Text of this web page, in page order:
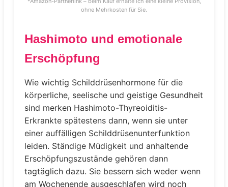
ohne Mehrkosten für Sie.
Hashimoto und emotionale
Erschöpfung
Wie wichtig Schilddrüsenhormone für die
körperliche, seelische und geistige Gesundheit
sind merken Hashimoto-Thyreoiditis-
Erkrankte spätestens dann, wenn sie unter
einer auffälligen Schilddrüsenunterfunktion
leiden. Ständige Müdigkeit und anhaltende
Erschöpfungszustände gehören dann
tagtäglich dazu. Sie bessern sich weder wenn
am Wochenende ausgeschlafen wird noch